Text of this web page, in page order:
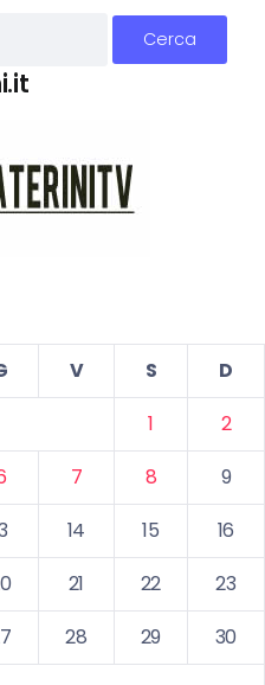
V S
D
1
2
7 8
9
14 15
16
21 22
23
28 29
30